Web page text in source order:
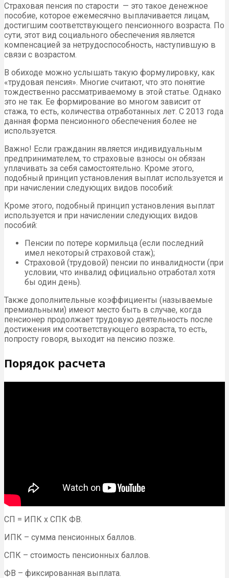
Страховая пенсия по старости — это такое денежное
пособие, которое ежемесячно выплачивается лицам,
достигшим соответствующего пенсионного возраста. По
сути, этот вид социального обеспечения является
компенсацией за нетрудоспособность, наступившую в
связи с возрастом.
В обиходе можно услышать такую формулировку, как
«трудовая пенсия». Многие считают, что это понятие
тождественно рассматриваемому в этой статье. Однако
это не так. Ее формирование во многом зависит от
стажа, то есть, количества отработанных лет. С 2013 года
данная форма пенсионного обеспечения более не
используется.
Важно! Если гражданин является индивидуальным
предпринимателем, то страховые взносы он обязан
уплачивать за себя самостоятельно. Кроме этого,
подобный принцип установления выплат используется и
при начислении следующих видов пособий:
Кроме этого, подобный принцип установления выплат
используется и при начислении следующих видов
пособий:
Пенсии по потере кормильца (если последний
имел некоторый страховой стаж);
Страховой (трудовой) пенсии по инвалидности (при
условии, что инвалид официально отработал хотя
бы один день).
Также дополнительные коэффициенты (называемые
премиальными) имеют место быть в случае, когда
пенсионер продолжает трудовую деятельность после
достижения им соответствующего возраста, то есть,
попросту говоря, выходит на пенсию позже.
Порядок расчета
СП = ИПК x СПК ФВ.
ИПК – сумма пенсионных баллов.
СПК – стоимость пенсионных баллов.
ФВ – фиксированная выплата.